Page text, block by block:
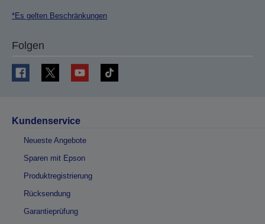
*Es gelten Beschränkungen
Folgen
Kundenservice
Neueste Angebote
Sparen mit Epson
Produktregistrierung
Rücksendung
Garantieprüfung